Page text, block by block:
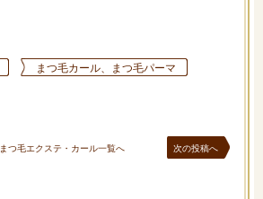
まつ毛カール、まつ毛パーマ
まつ毛エクステ・カール一覧へ 次の投稿へ